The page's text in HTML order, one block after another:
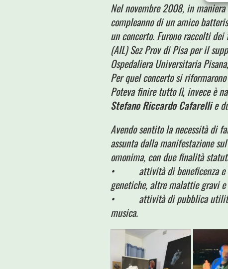
Nel novembre 2008, in
compleanno di un amico
un concerto. Furono raccolti
(AIL) Sez Prov di Pisa per il
Ospedaliera Universitaria
Per quel concerto si
Poteva finire tutto lì, invece è
Stefano Riccardo Cafarellie
Avendo sentito la necessità di
assunta dalla manifestazione
omonima, con due finalità
• attività di beneficenza e di
genetiche, altre malattie gravi
• attività di pubblica utilità e
musica.